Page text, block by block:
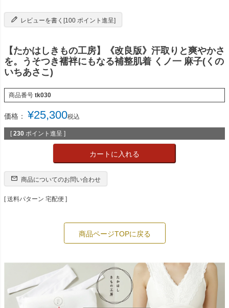
レビューを書く[100 ポイント進呈]
【たかはしきもの工房】《改良版》汗取りと爽やかさ
を。うそつき襦袢にもなる補整肌着 くノ一 麻子(くの
いちあさこ)
商品番号 tk030
価格： ¥25,300税込
[ 230 ポイント進呈 ]
カートに入れる
商品についてのお問い合わせ
送料パターン 宅配便
商品ページTOPに戻る